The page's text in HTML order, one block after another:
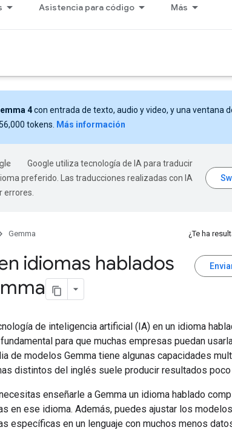
Asistencia para código Más
4con entrada de texto, audio y video, y una ventana
tokens.
Más información
Google utiliza tecnología de IA para traducir
preferido. Las traducciones realizadas con IA
errores.
Gemma ¿Te ha
idiomas hablados
de inteligencia artificial (IA) en un idioma
para que muchas empresas puedan
de modelos Gemma tiene algunas capacidades
distintos del inglés suele producir resultados
enseñarle a Gemma un idioma hablado
en ese idioma. Además, puedes ajustar los
específicas en un lenguaje con muchos menos